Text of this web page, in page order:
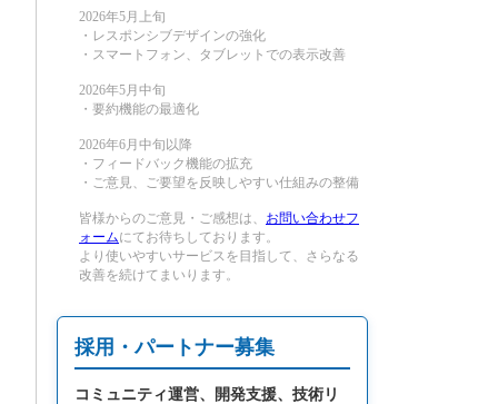
2026年5月上旬
・レスポンシブデザインの強化
・スマートフォン、タブレットでの表示改善
2026年5月中旬
・要約機能の最適化
2026年6月中旬以降
・フィードバック機能の拡充
・ご意見、ご要望を反映しやすい仕組みの整備
皆様からのご意見・ご感想は、 お問い合わせフ
ォームにてお待ちしております。
より使いやすいサービスを目指して、さらなる
改善を続けてまいります。
採用・パートナー募集
コミュニティ運営、開発支援、技術リ